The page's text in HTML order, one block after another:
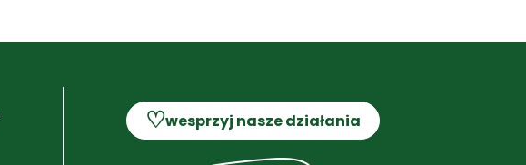
♡wesprzyj nasze działania